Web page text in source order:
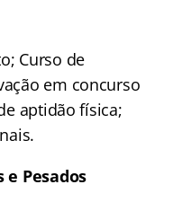
Curso de
em concurso
aptidão física;
Pesados